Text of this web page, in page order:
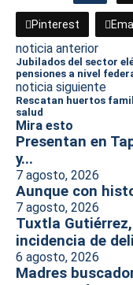
Pinterest
noticia anterior
Jubilados del sector
pensiones a nivel
noticia siguiente
Rescatan huertos
salud
Mira esto
Presentan en
y...
7 agosto, 2026
Aunque con
7 agosto, 2026
Tuxtla
incidencia de
6 agosto, 2026
Madres